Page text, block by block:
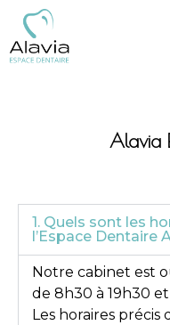
Alavia
1. Quels sont les
l’Espace Dentaire
Notre cabinet est
de 8h30 à 19h30
Les horaires